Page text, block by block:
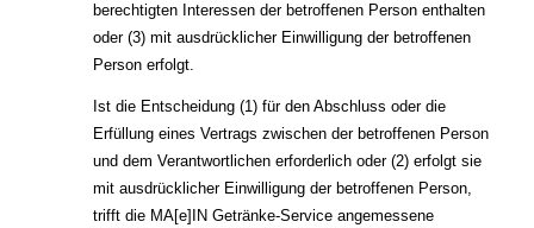
berechtigten Interessen der betroffenen Person enthalten
oder (3) mit ausdrücklicher Einwilligung der betroffenen
Person erfolgt.
Ist die Entscheidung (1) für den Abschluss oder die
Erfüllung eines Vertrags zwischen der betroffenen Person
und dem Verantwortlichen erforderlich oder (2) erfolgt sie
mit ausdrücklicher Einwilligung der betroffenen Person,
trifft die MA[e]IN Getränke-Service angemessene